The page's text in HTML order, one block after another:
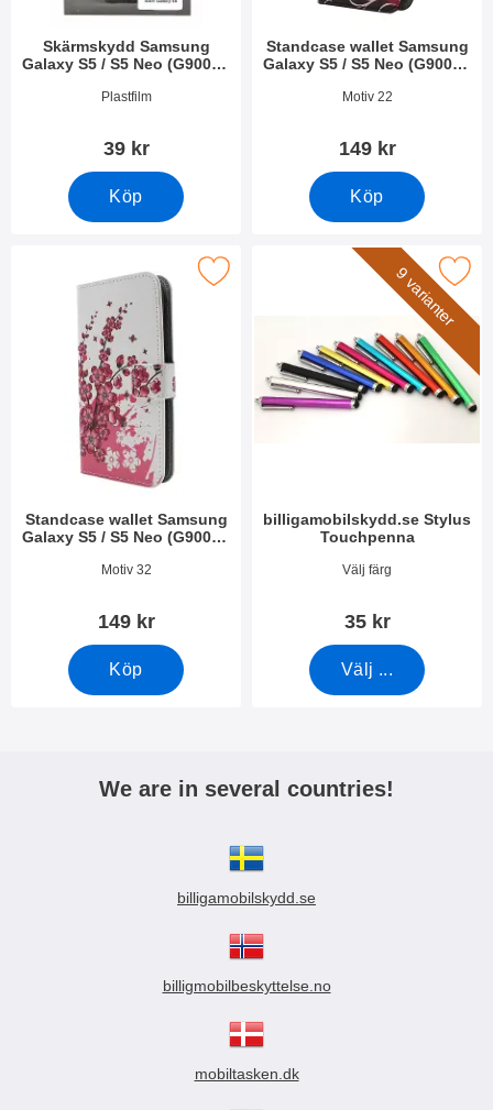
Skärmskydd Samsung
Galaxy S5 / S5 Neo (G900F /
Plastfilm
39 kr
Köp
Standcase wallet Samsung
Galaxy S5 / S5 Neo (G900F /
Art. nr 14977Motiv 22
149 kr
Köp
Standcase wallet Samsung
Galaxy S5 / S5 Neo (G900F /
Art. nr 14891Motiv 32
149 kr
Köp
wallet Samsung Galaxy S5 / S5 Neo (G900F / G903F) som
9 varianter
billigamobilskydd.se Stylus
Touchpenna
Art. nr 7666Välj färg
35 kr
Välj ...
Makera billigamobilskydd.se
We are in several countries!
billigamobilskydd.se
billigmobilbeskyttelse.no
mobiltasken.dk